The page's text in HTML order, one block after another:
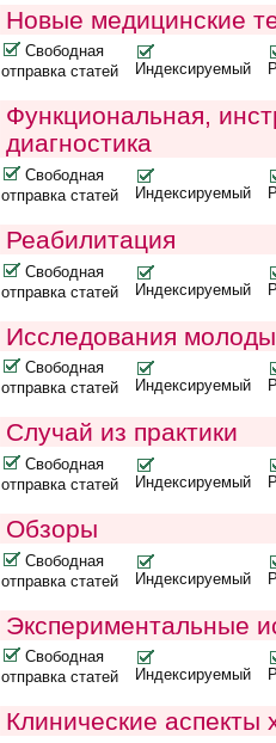
Новые медицинские
Свободная
отправка статей
Индексируемый
Функциональная,
диагностика
Свободная
отправка статей
Индексируемый
Реабилитация
Свободная
отправка статей
Индексируемый
Исследования
Свободная
отправка статей
Индексируемый
Случай из практики
Свободная
отправка статей
Индексируемый
Обзоры
Свободная
отправка статей
Индексируемый
Экспериментальные
Свободная
отправка статей
Индексируемый
Клинические аспекты